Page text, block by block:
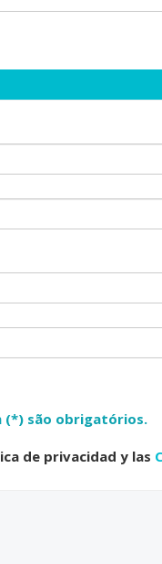
(*) são obrigatórios.
de privacidad y las